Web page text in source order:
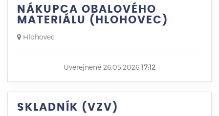
NÁKUPCA OBALOVÉHO
MATERIÁLU (HLOHOVEC)
Hlohovec
Uverejnené 26.05.2026 17:12
SKLADNÍK (VZV)